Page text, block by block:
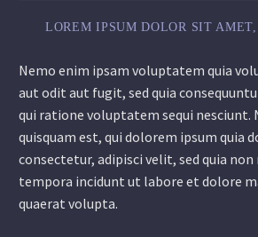
LOREM IPSUM DOLOR SIT
Nemo enim ipsam voluptatem quia
aut odit aut fugit, sed quia
qui ratione voluptatem sequi nesciunt.
quisquam est, qui dolorem ipsum quia
consectetur, adipisci velit, sed quia non
tempora incidunt ut labore et dolore
quaerat volupta.